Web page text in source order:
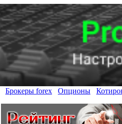
Брокеры forex Опционы